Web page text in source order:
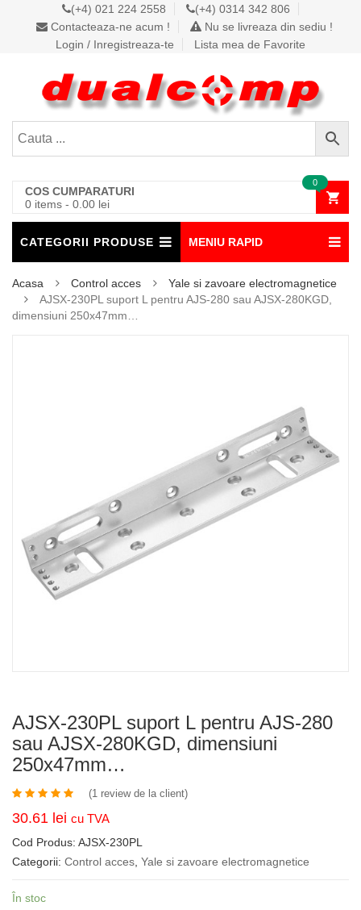
(+4) 021 224 2558
(+4) 0314 342 806
Contacteaza-ne acum !
Nu se livreaza din sediu !
Login / Inregistreaza-te
Lista mea de Favorite
COS CUMPARATURI
0 items - 0.00 lei
0
CATEGORII PRODUSE MENIU RAPID
Acasa Control acces
Yale si zavoare electromagnetice
AJSX-230PL suport L pentru AJS-280 sau AJSX-280KGD,
dimensiuni 250x47mm…
AJSX-230PL suport L pentru AJS-280
sau AJSX-280KGD, dimensiuni
250x47mm…
(1 review de la client)
30.61 lei cu TVA
Cod Produs: AJSX-230PL
Categorii: Control acces Yale si zavoare electromagnetice
În stoc